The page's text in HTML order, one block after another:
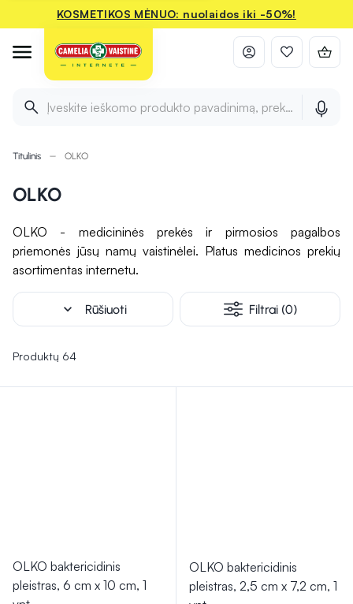
KOSMETIKOS MĖNUO: nuolaidos iki -50%!
Įveskite ieškomo produkto pavadinimą, prekės ženklą ir
Titulinis OLKO
OLKO
OLKO - medicininės prekės ir pirmosios pagalbos
priemonės jūsų namų vaistinėlei. Platus medicinos prekių
asortimentas internetu.
expand_more Rūšiuoti Filtrai (0)
Produktų 64
OLKO baktericidinis
pleistras, 6 cm x 10 cm, 1
OLKO baktericidinis
pleistras, 2,5 cm x 7,2 cm, 1